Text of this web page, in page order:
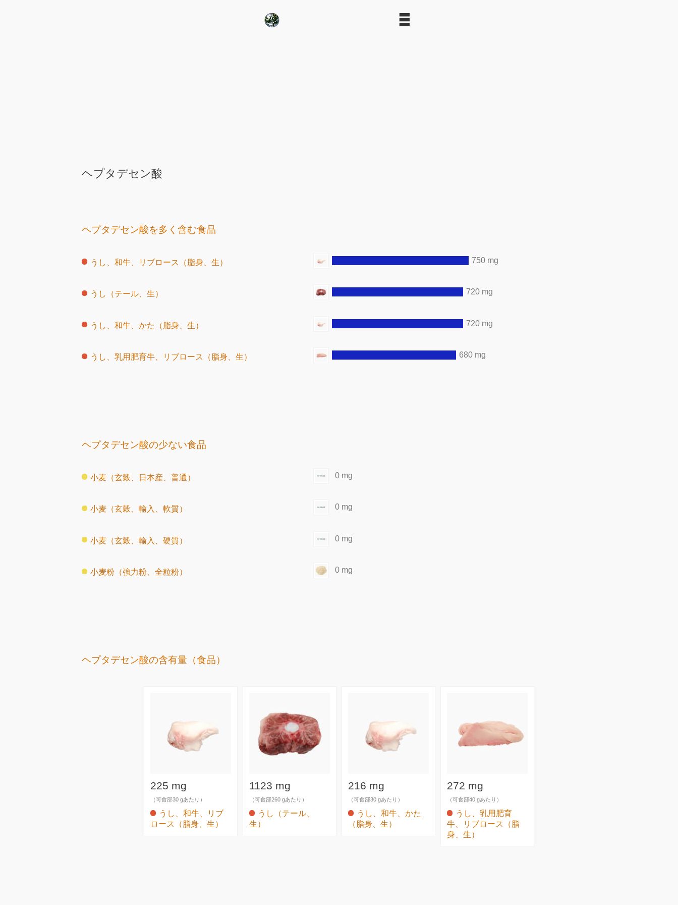
ヘプタデセン酸
ヘプタデセン酸を多く含む食品
うし、和牛、リブロース（脂身、生） 750 mg
うし（テール、生） 720 mg
うし、和牛、かた（脂身、生） 720 mg
うし、乳用肥育牛、リブロース（脂身、生） 680 mg
ヘプタデセン酸の少ない食品
小麦（玄穀、日本産、普通） 0 mg
小麦（玄穀、輸入、軟質） 0 mg
小麦（玄穀、輸入、硬質） 0 mg
小麦粉（強力粉、全粒粉） 0 mg
ヘプタデセン酸の含有量（食品）
225 mg
（可食部30 gあたり）
うし、和牛、リブ
ロース（脂身、生）
1123 mg
（可食部260 gあたり）
うし（テール、
生）
216 mg
（可食部30 gあたり）
うし、和牛、かた
（脂身、生）
272 mg
（可食部40 gあたり）
うし、乳用肥育
牛、リブロース（脂
身、生）